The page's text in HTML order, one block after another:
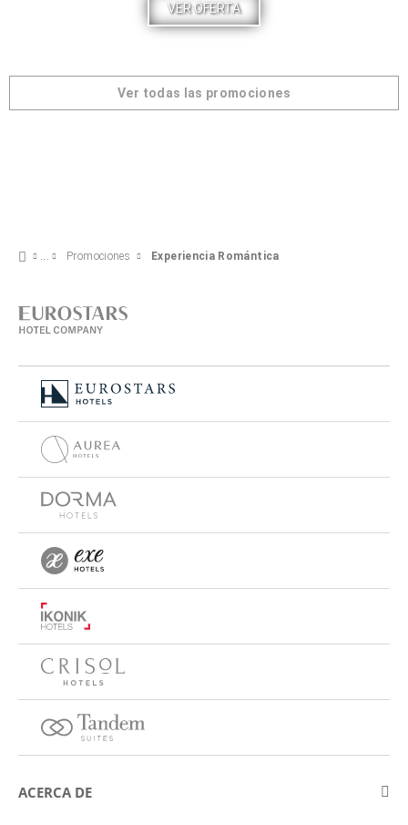
VER OFERTA
Ver todas las promociones
Promociones Experiencia Romántica
ACERCA DE